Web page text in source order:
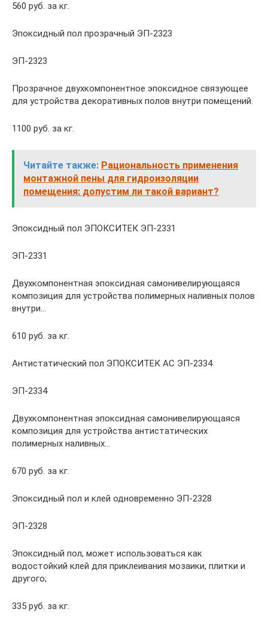
560 руб. за кг.
Эпоксидный пол прозрачный ЭП-2323
ЭП-2323
Прозрачное двухкомпонентное эпоксидное связующее
для устройства декоративных полов внутри помещений.
1100 руб. за кг.
Читайте также: Рациональность применения
монтажной пены для гидроизоляции
помещения: допустим ли такой вариант?
Эпоксидный пол ЭПОКСИТЕК ЭП-2331
ЭП-2331
Двухкомпонентная эпоксидная самонивелирующаяся
композиция для устройства полимерных наливных полов
внутри…
610 руб. за кг.
Антистатический пол ЭПОКСИТЕК АС ЭП-2334
ЭП-2334
Двухкомпонентная эпоксидная самонивелирующаяся
композиция для устройства антистатических
полимерных наливных…
670 руб. за кг.
Эпоксидный пол и клей одновременно ЭП-2328
ЭП-2328
Эпоксидный пол, может использоваться как
водостойкий клей для приклеивания мозаики, плитки и
другого;
335 руб. за кг.